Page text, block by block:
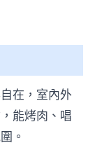
在，室內外
能烤肉、唱
。